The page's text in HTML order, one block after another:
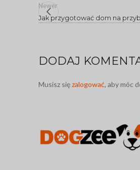
Newer
Jak przygotować dom na
DODAJ
Musisz sięzalogować, aby móc